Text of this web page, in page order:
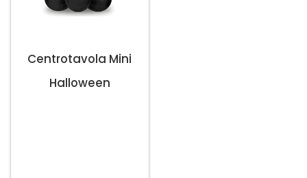
Centrotavola Mini
Halloween